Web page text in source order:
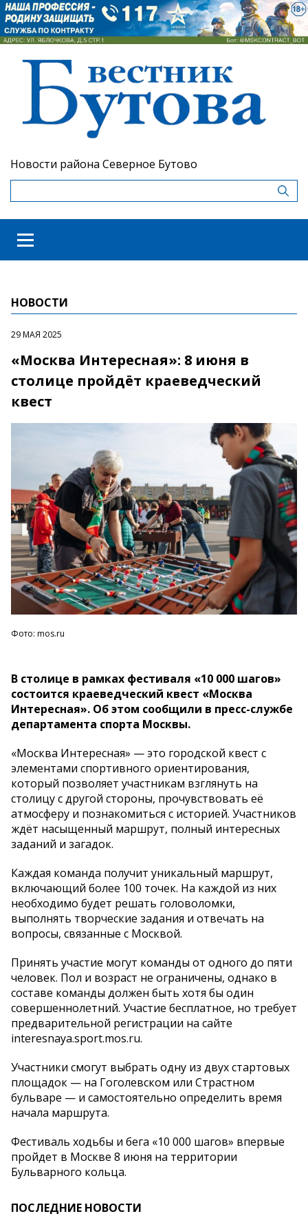
Новости района Северное Бутово
НОВОСТИ
29 МАЯ 2025
«Москва Интересная»: 8 июня в
столице пройдёт краеведческий
квест
Фото: mos.ru
В столице в рамках фестиваля «10 000 шагов»
состоится краеведческий квест «Москва
Интересная». Об этом сообщили в пресс-службе
департамента спорта Москвы.
«Москва Интересная» — это городской квест с
элементами спортивного ориентирования,
который позволяет участникам взглянуть на
столицу с другой стороны, прочувствовать её
атмосферу и познакомиться с историей. Участников
ждёт насыщенный маршрут, полный интересных
заданий и загадок.
Каждая команда получит уникальный маршрут,
включающий более 100 точек. На каждой из них
необходимо будет решать головоломки,
выполнять творческие задания и отвечать на
вопросы, связанные с Москвой.
Принять участие могут команды от одного до пяти
человек. Пол и возраст не ограничены, однако в
составе команды должен быть хотя бы один
совершеннолетний. Участие бесплатное, но требует
предварительной регистрации на сайте
interesnaya.sport.mos.ru.
Участники смогут выбрать одну из двух стартовых
площадок — на Гоголевском или Страстном
бульваре — и самостоятельно определить время
начала маршрута.
Фестиваль ходьбы и бега «10 000 шагов» впервые
пройдет в Москве 8 июня на территории
Бульварного кольца.
ПОСЛЕДНИЕ НОВОСТИ